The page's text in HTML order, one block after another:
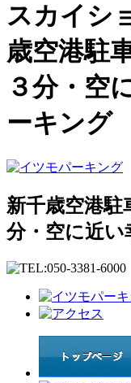
スカイシ
歳空港駐
３分・空
ーキング
新千歳空港
分・空に近